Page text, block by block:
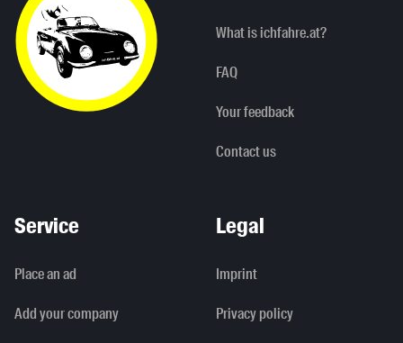
What is ichfahre.at?
FAQ
Your feedback
Contact us
Service
Place an ad
Add your company
Legal
Imprint
Privacy policy